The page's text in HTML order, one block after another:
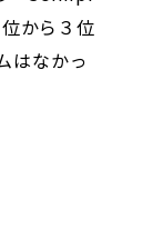
から３位
はなかっ